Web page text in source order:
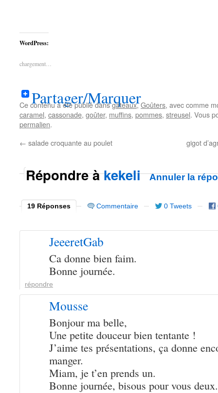
WordPress:
chargement…
Partager/Marquer
Ce contenu a été publié dansgâteaux,Goûters, avec comme
caramel, cassonade, goûter, muffins, pommes, streusel. Vous
permalien.
← salade croquante au poulet gigot
Répondre àkekeli Annuler la
19 Réponses Commentaire 0 Tweets
JeeeretGab
Ca donne bien faim.
Bonne journée.
répondre
Mousse
Bonjour ma belle,
Une petite douceur bien tentante !
J’aime tes présentations, ça donne
manger.
Miam, je t’en prends un.
Bonne journée, bisous pour vous deux.